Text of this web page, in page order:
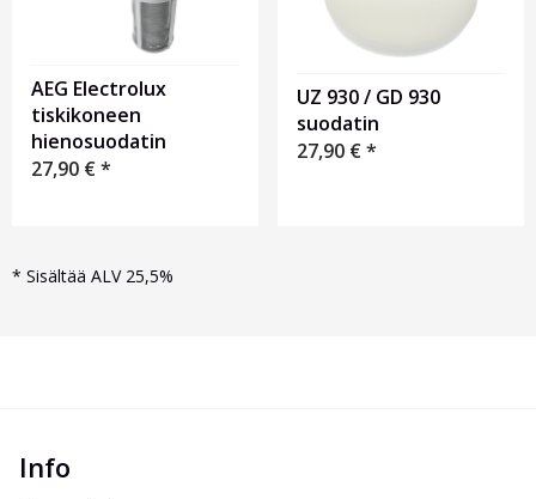
AEG Electrolux
tiskikoneen
hienosuodatin
27,90 €*
UZ 930 / GD 930
suodatin
27,90 €*
* Sisältää ALV 25,5%
Info